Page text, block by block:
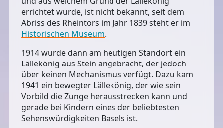
errichtet wurde, ist nicht bekannt, seit dem
Abriss des Rheintors im Jahr 1839 steht er im
Historischen Museum.
1914 wurde dann am heutigen Standort ein
Lällekönig aus Stein angebracht, der jedoch
über keinen Mechanismus verfügt. Dazu kam
1941 ein bewegter Lällekönig, der wie sein
Vorbild die Zunge herausstrecken kann und
gerade bei Kindern eines der beliebtesten
Sehenswürdigkeiten Basels ist.